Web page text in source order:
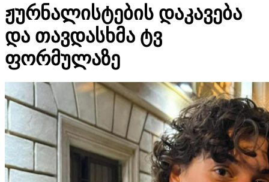
ჟურნალისტების დაკავება
და თავდასხმა ტვ
ფორმულაზე